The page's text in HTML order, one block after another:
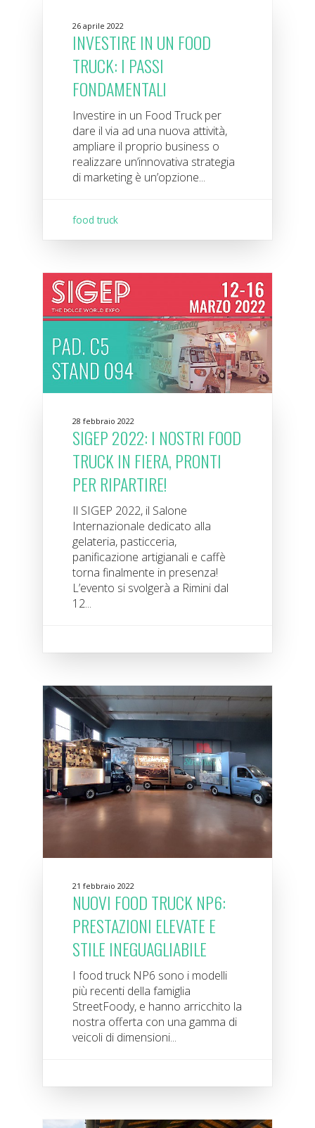
26 aprile 2022
INVESTIRE IN UN FOOD
TRUCK: I PASSI
FONDAMENTALI
Investire in un Food Truck per
dare il via ad una nuova attività,
ampliare il proprio business o
realizzare un’innovativa strategia
di marketing è un’opzione...
food truck
28 febbraio 2022
SIGEP 2022: I NOSTRI FOOD
TRUCK IN FIERA, PRONTI
PER RIPARTIRE!
Il SIGEP 2022, il Salone
Internazionale dedicato alla
gelateria, pasticceria,
panificazione artigianali e caffè
torna finalmente in presenza!
L’evento si svolgerà a Rimini dal
12...
21 febbraio 2022
NUOVI FOOD TRUCK NP6:
PRESTAZIONI ELEVATE E
STILE INEGUAGLIABILE
I food truck NP6 sono i modelli
più recenti della famiglia
StreetFoody, e hanno arricchito la
nostra offerta con una gamma di
veicoli di dimensioni...